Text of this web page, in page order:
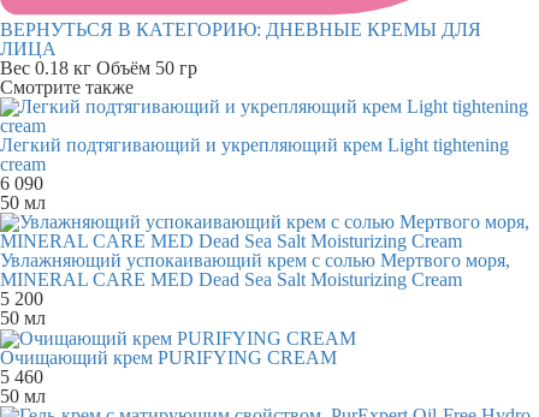
ВЕРНУТЬСЯ В КАТЕГОРИЮ: ДНЕВНЫЕ КРЕМЫ ДЛЯ
ЛИЦА
Вес 0.18 кг Объём 50 гр
Смотрите также
Легкий подтягивающий и укрепляющий крем Light tightening
cream
6 090
50 мл
Увлажняющий успокаивающий крем с солью Мертвого моря,
MINERAL CARE MED Dead Sea Salt Moisturizing Cream
5 200
50 мл
Очищающий крем PURIFYING CREAM
5 460
50 мл